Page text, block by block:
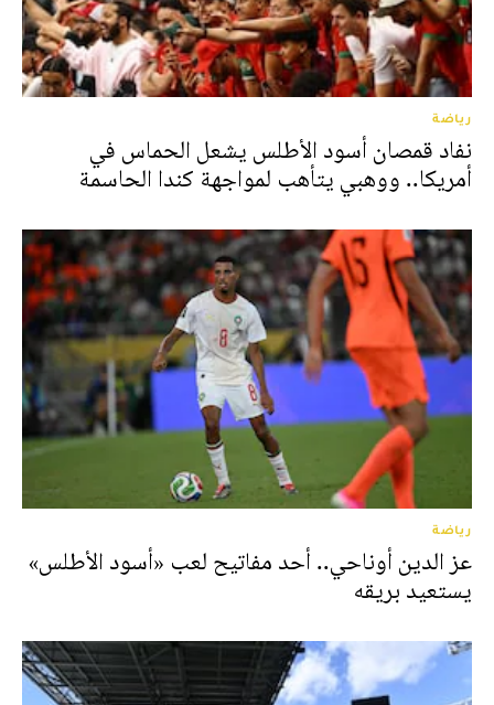
رياضة
نفاد قمصان أسود الأطلس يشعل الحماس في
أمريكا.. ووهبي يتأهب لمواجهة كندا الحاسمة
رياضة
عز الدين أوناحي.. أحد مفاتيح لعب «أسود الأطلس»
يستعيد بريقه